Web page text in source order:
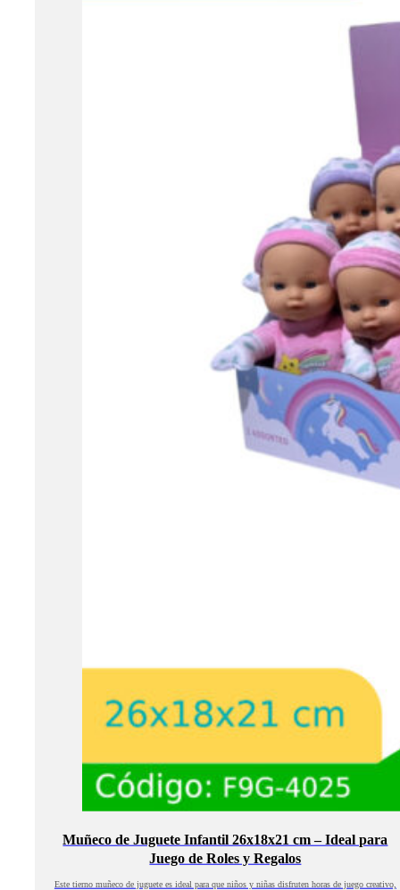
Muñeco de Juguete Infantil 26x18x21 cm – Ideal para
Juego de Roles y Regalos
Este tierno muñeco de juguete es ideal para que niños y niñas disfruten horas de juego creativo,